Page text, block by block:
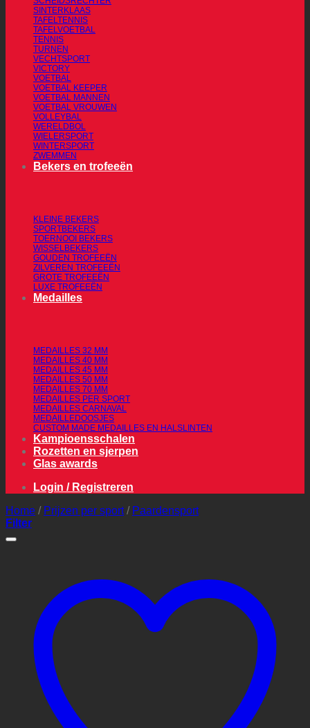
SINTERKLAAS
TAFELTENNIS
TAFELVOETBAL
TENNIS
TURNEN
VECHTSPORT
VICTORY
VOETBAL
VOETBAL KEEPER
VOETBAL MANNEN
VOETBAL VROUWEN
VOLLEYBAL
WERELDBOL
WIELERSPORT
WINTERSPORT
ZWEMMEN
Bekers en trofeeën
KLEINE BEKERS
SPORTBEKERS
TOERNOOI BEKERS
WISSELBEKERS
GOUDEN TROFEEËN
ZILVEREN TROFEEËN
GROTE TROFEEËN
LUXE TROFEEËN
Medailles
MEDAILLES 32 MM
MEDAILLES 40 MM
MEDAILLES 45 MM
MEDAILLES 50 MM
MEDAILLES 70 MM
MEDAILLES PER SPORT
MEDAILLES CARNAVAL
MEDAILLEDOOSJES
CUSTOM MADE MEDAILLES EN HALSLINTEN
Kampioensschalen
Rozetten en sjerpen
Glas awards
Login / Registreren
Home / Prijzen per sport / Paardensport
Filter